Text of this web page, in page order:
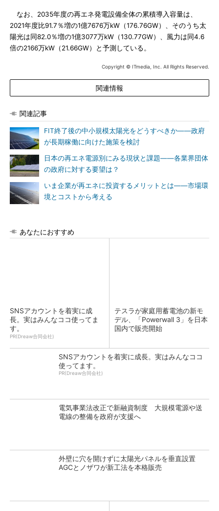
なお、2035年度の再エネ発電設備全体の累積導入容量は、
2021年度比91.7％増の1億7676万kW（176.76GW）、そのうち太
陽光は同82.0％増の1億3077万kW（130.77GW）、風力は同4.6
倍の2166万kW（21.66GW）と予測している。
Copyright © ITmedia, Inc. All Rights Reserved.
関連情報
関連記事
FIT終了後の中小規模太陽光をどうすべきか――政府
が長期稼働に向けた施策を検討
日本の再エネ電源別にみる現状と課題――各業界団体
の政府に対する要望は？
いま企業が再エネに投資するメリットとは――市場環
境とコストから考える
あなたにおすすめ
SNSアカウントを着実に成
長。実はみんなココ使ってま
す。
PR(Dreaw合同会社)
テスラが家庭用蓄電池の新モ
デル、「Powerwall 3」を日本
国内で販売開始
SNSアカウントを着実に成長。実はみんなココ
使ってます。
PR(Dreaw合同会社)
電気事業法改正で新融資制度 大規模電源や送
電線の整備を政府が支援へ
外壁に穴を開けずに太陽光パネルを垂直設置
AGCとノザワが新工法を本格販売